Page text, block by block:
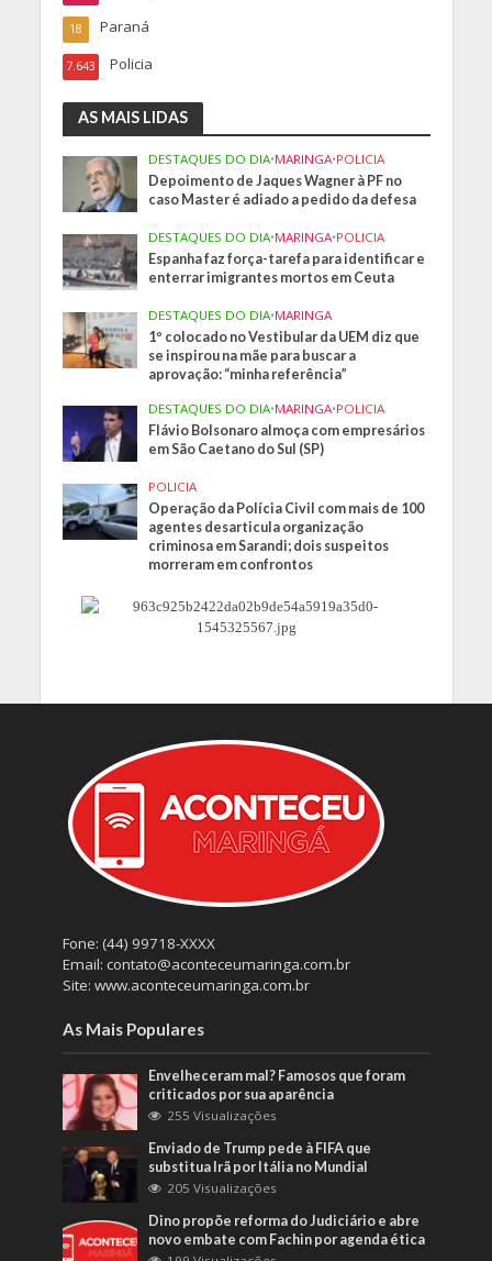
Paraná
18
Policia
7.643
AS MAIS LIDAS
DESTAQUES DO DIA•MARINGA•POLICIA
Depoimento de Jaques Wagner à PF no
caso Master é adiado a pedido da defesa
DESTAQUES DO DIA•MARINGA•POLICIA
Espanha faz força-tarefa para identificar e
enterrar imigrantes mortos em Ceuta
DESTAQUES DO DIA•MARINGA
1º colocado no Vestibular da UEM diz que
se inspirou na mãe para buscar a
aprovação: “minha referência”
DESTAQUES DO DIA•MARINGA•POLICIA
Flávio Bolsonaro almoça com empresários
em São Caetano do Sul (SP)
POLICIA
Operação da Polícia Civil com mais de 100
agentes desarticula organização
criminosa em Sarandi; dois suspeitos
morreram em confrontos
Fone: (44) 99718-XXXX
Email: contato@aconteceumaringa.com.br
Site: www.aconteceumaringa.com.br
As Mais Populares
Envelheceram mal? Famosos que foram
criticados por sua aparência
255 Visualizações
Enviado de Trump pede à FIFA que
substitua Irã por Itália no Mundial
205 Visualizações
Dino propõe reforma do Judiciário e abre
novo embate com Fachin por agenda ética